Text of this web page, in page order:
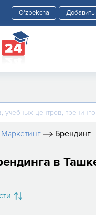
Маркетинг Брендинг
в